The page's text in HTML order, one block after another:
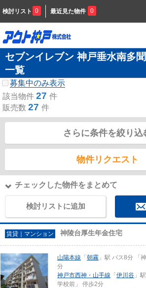
検討リスト 0 最近見た物件 0
セブンイレブン 神戸垂水南多
一覧
募集中のみ表示
該当物件 27 件
販売数 27 件
さらに条件を絞り込
物件リクエスト
チェックした物件をまとめて
検討リストに追加
賃貸｜マンション 神陵台厚生年金住宅
山陽本線 「 朝霧 」駅 バス8分 「
分
神戸市西神・山手線 「 伊川谷 」
学校前」 停歩2分